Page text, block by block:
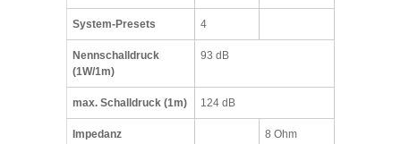
System-Presets 4
Nennschalldruck
(1W/1m)
93 dB
max. Schalldruck (1m) 124 dB
Impedanz 8 Ohm